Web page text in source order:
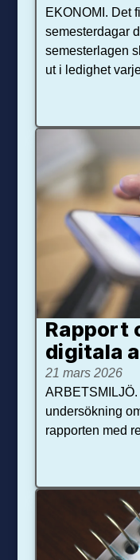
EKONOMI. Det
semesterdagar
semesterlagen
ut i ledighet
Rapport
digitala
21 mars 2026
undersökning
rapporten med